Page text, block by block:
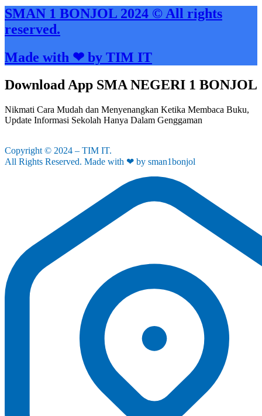
SMAN 1 BONJOL 2024 © All rights
reserved.
Made with ❤ by TIM IT
Download App SMA NEGERI 1 BONJOL
Nikmati Cara Mudah dan Menyenangkan Ketika Membaca Buku,
Update Informasi Sekolah Hanya Dalam Genggaman
Copyright © 2024 – TIM IT.
All Rights Reserved. Made with ❤ by sman1bonjol